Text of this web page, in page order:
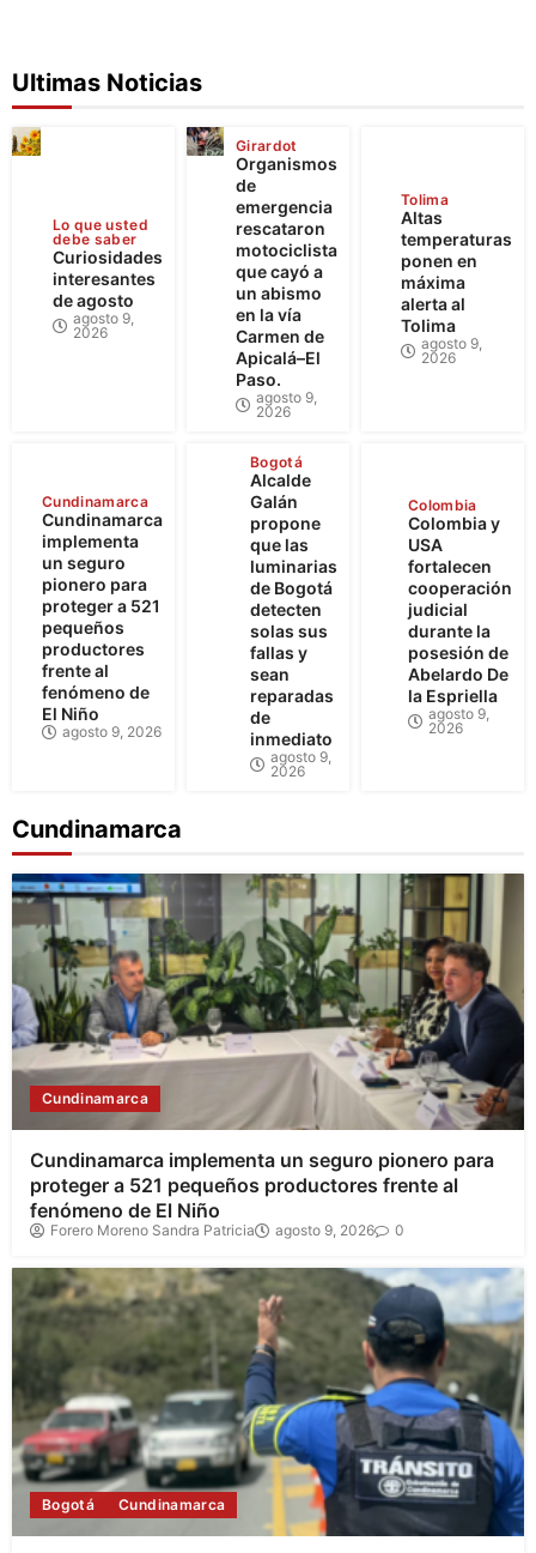
Ultimas Noticias
Lo que usted
debe saber
Curiosidades
interesantes
de agosto
agosto 9,
2026
Girardot
Organismos
de
emergencia
rescataron
motociclista
que cayó a
un abismo
en la vía
Carmen de
Apicalá–El
Paso.
agosto 9,
2026
Tolima
Altas
temperaturas
ponen en
máxima
alerta al
Tolima
agosto 9,
2026
Cundinamarca
Cundinamarca
implementa
un seguro
pionero para
proteger a 521
pequeños
productores
frente al
fenómeno de
El Niño
agosto 9, 2026
Bogotá
Alcalde
Galán
propone
que las
luminarias
de Bogotá
detecten
solas sus
fallas y
sean
reparadas
de
inmediato
agosto 9,
2026
Colombia
Colombia y
USA
fortalecen
cooperación
judicial
durante la
posesión de
Abelardo De
la Espriella
agosto 9,
2026
Cundinamarca
Cundinamarca
Cundinamarca implementa un seguro pionero para
proteger a 521 pequeños productores frente al
fenómeno de El Niño
Forero Moreno Sandra Patricia agosto 9, 2026 0
Bogotá Cundinamarca